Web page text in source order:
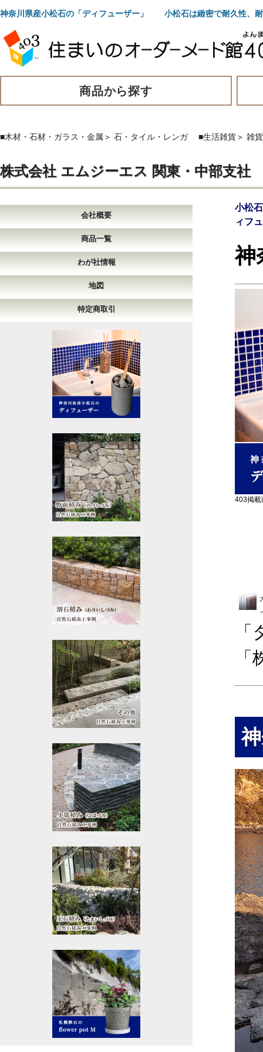
神奈川県産小松石の「ディフューザー」 小松石は緻密で耐久性、耐
商品から探す
■木材・石材・ガラス・金属 ＞ 石・タイル・レンガ ■生活雑貨＞ 雑
株式会社 エムジーエス 関東・中部支社
会社概要
商品一覧
わが社情報
地図
特定商取引
小松
ィフ
神
403掲載